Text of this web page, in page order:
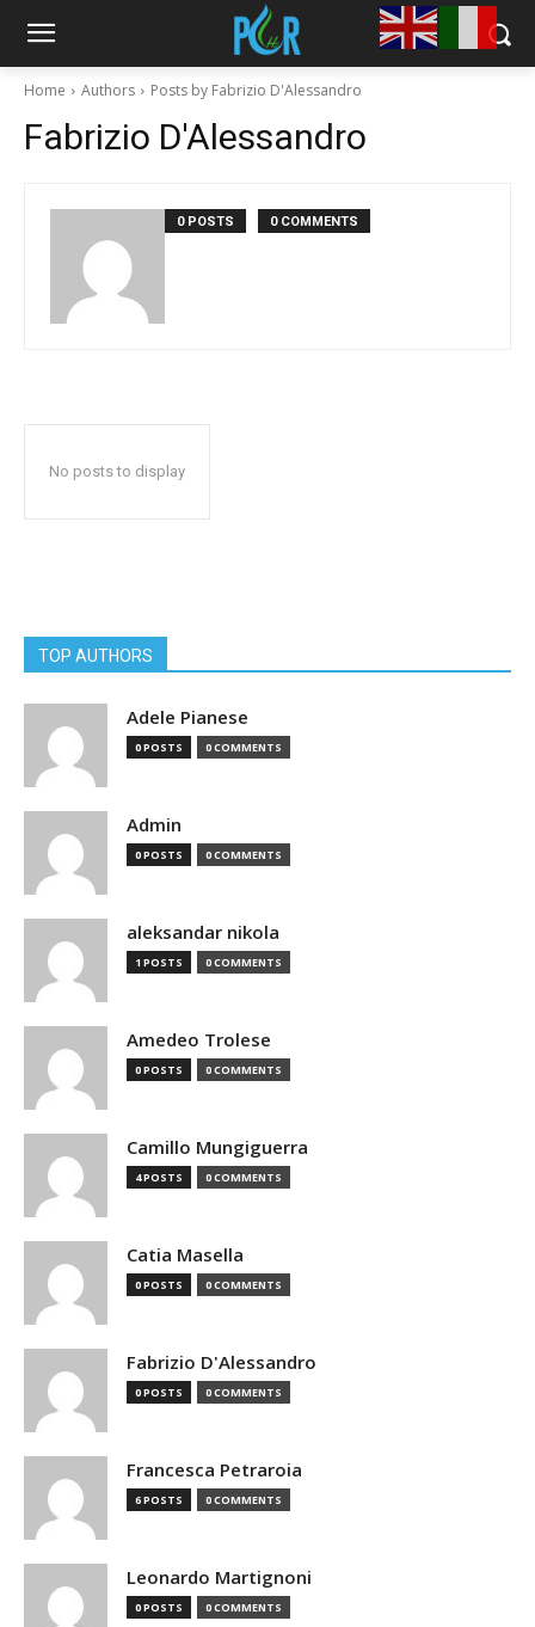
Home Authors Posts by Fabrizio D'Alessandro
Fabrizio D'Alessandro
0 POSTS 0 COMMENTS
No posts to display
TOP AUTHORS
Adele Pianese
0 POSTS 0 COMMENTS
Admin
0 POSTS 0 COMMENTS
aleksandar nikola
1 POSTS 0 COMMENTS
Amedeo Trolese
0 POSTS 0 COMMENTS
Camillo Mungiguerra
4 POSTS 0 COMMENTS
Catia Masella
0 POSTS 0 COMMENTS
Fabrizio D'Alessandro
0 POSTS 0 COMMENTS
Francesca Petraroia
6 POSTS 0 COMMENTS
Leonardo Martignoni
0 POSTS 0 COMMENTS